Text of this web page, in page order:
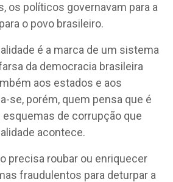
os políticos governavam para a
o povo brasileiro.
é a marca de um sistema
da democracia brasileira
aos estados e aos
se, porém, quem pensa que é
esquemas de corrupção que
acontece.
precisa roubar ou enriquecer
fraudulentos para deturpar a